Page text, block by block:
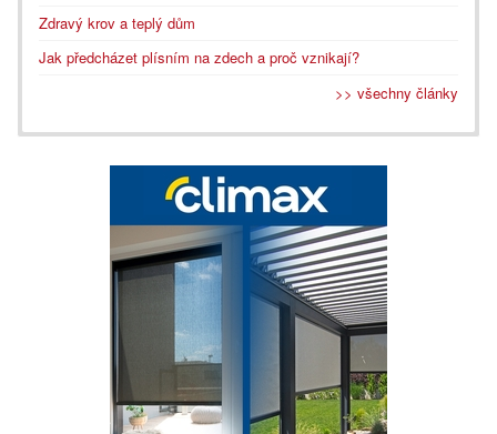
Zdravý krov a teplý dům
Jak předcházet plísním na zdech a proč vznikají?
>> všechny články